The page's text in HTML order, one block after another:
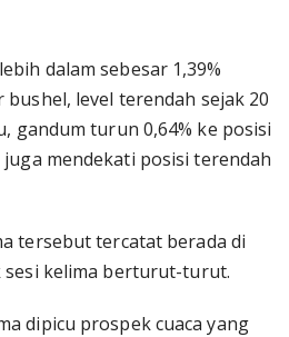
dalam sebesar 1,39%
bushel, level terendah sejak 20
gandum turun 0,64% ke posisi
juga mendekati posisi terendah
tersebut tercatat berada di
kelima berturut-turut.
dipicu prospek cuaca yang